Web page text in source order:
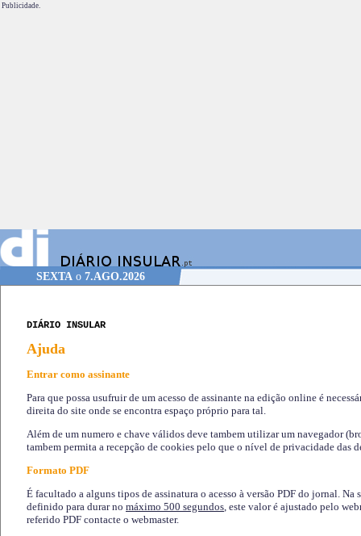
Publicidade.
SEXTA o 7.AGO.2026
DIÁRIO INSULAR
Ajuda
Entrar como assinante
Para que possa usufruir de um acesso de assinante na edição online é
direita do site onde se encontra espaço próprio para tal.
Além de um numero e chave válidos deve tambem utilizar um navegador
tambem permita a recepção de cookies pelo que o nível de privacidade das
Formato PDF
É facultado a alguns tipos de assinatura o acesso à versão PDF do jornal. Na
definido para durar no máximo 500 segundos, este valor é ajustado pelo
referido PDF contacte o webmaster.